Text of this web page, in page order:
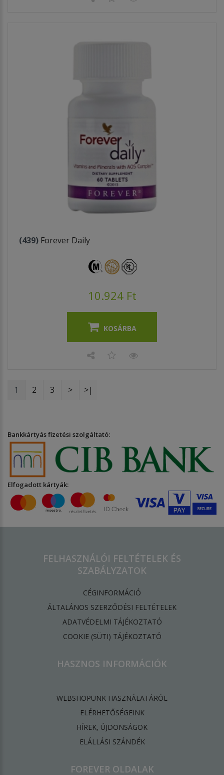
(439) Forever Daily
10.924 Ft
KOSÁRBA
1 2 3 > >|
Bankkártyás fizetési szolgáltató:
Elfogadott kártyák:
FELHASZNÁLÓI FELTÉTELEK ÉS
SZABÁLYZATOK
CÉGINFORMÁCIÓ
ÁLTALÁNOS SZERZŐDÉSI FELTÉTELEK
ADATVÉDELMI TÁJÉKOZTATÓ
​COOKIE (SÜTI) TÁJÉKOZTATÓ
HASZNOS INFORMÁCIÓK
WEBSHOPUNK HASZNÁLATÁRÓL
ELÉRHETŐSÉGEINK
HÍREK, ÚJDONSÁGOK
ELÁLLÁSI SZÁNDÉK
FOREVER OLDALAK